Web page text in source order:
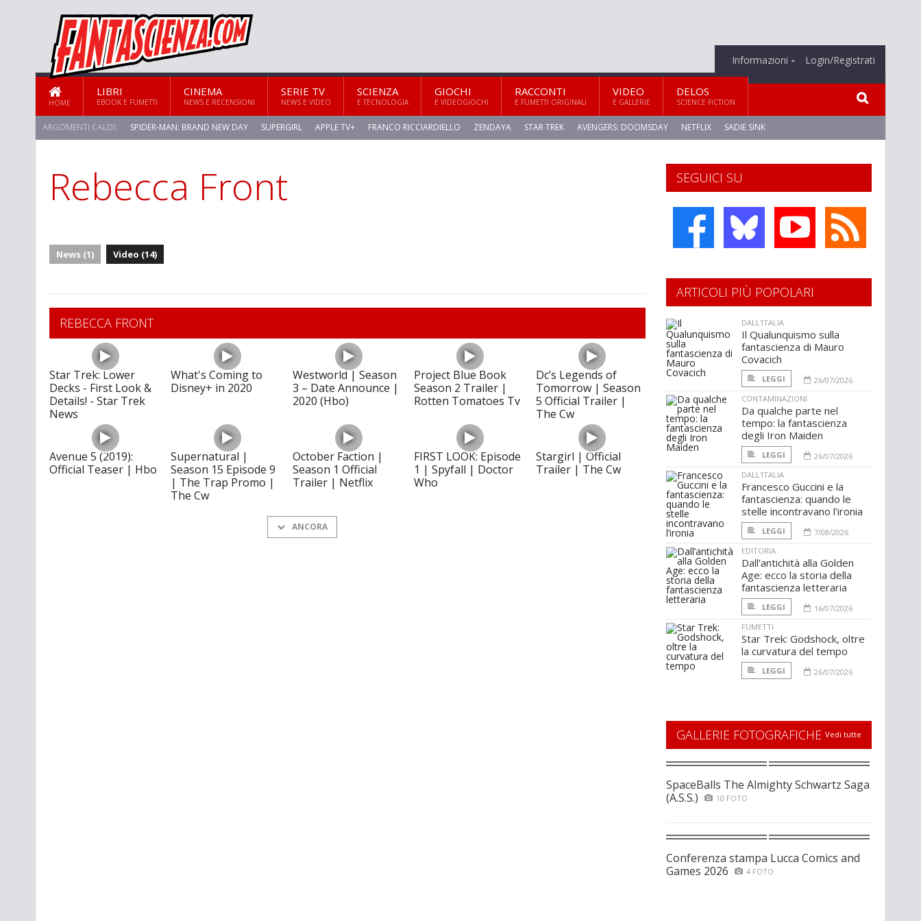
Informazioni Login/Registrati
HOME
LIBRI
EBOOK E FUMETTI
CINEMA
NEWS E RECENSIONI
SERIE TV
NEWS E VIDEO
SCIENZA
E TECNOLOGIA
GIOCHI
E VIDEOGIOCHI
RACCONTI
E FUMETTI ORIGINALI
VIDEO
E GALLERIE
DELOS
SCIENCE FICTION
ARGOMENTI CALDI: SPIDER-MAN: BRAND NEW DAY SUPERGIRL APPLE TV+ FRANCO RICCIARDIELLO ZENDAYA STAR TREK AVENGERS: DOOMSDAY NETFLIX SADIE SINK
STAR TREK: STRANGE NEW WORLDS
Rebecca Front
News (1) Video (14)
REBECCA FRONT
Star Trek: Lower
Decks - First Look &
Details! - Star Trek
News
What's Coming to
Disney+ in 2020
Westworld | Season
3 – Date Announce |
2020 (Hbo)
Project Blue Book
Season 2 Trailer |
Rotten Tomatoes Tv
Dc’s Legends of
Tomorrow | Season
5 Official Trailer |
The Cw
Avenue 5 (2019):
Official Teaser | Hbo
Supernatural |
Season 15 Episode 9
| The Trap Promo |
The Cw
October Faction |
Season 1 Official
Trailer | Netflix
FIRST LOOK: Episode
1 | Spyfall | Doctor
Who
Stargirl | Official
Trailer | The Cw
ANCORA
SEGUICI SU
ARTICOLI PIÙ POPOLARI
DALL'ITALIA
Il Qualunquismo sulla
fantascienza di Mauro
Covacich
LEGGI
26/07/2026
CONTAMINAZIONI
Da qualche parte nel
tempo: la fantascienza
degli Iron Maiden
LEGGI
26/07/2026
DALL'ITALIA
Francesco Guccini e la
fantascienza: quando le
stelle incontravano l’ironia
LEGGI
7/08/2026
EDITORIA
Dall’antichità alla Golden
Age: ecco la storia della
fantascienza letteraria
LEGGI
16/07/2026
FUMETTI
Star Trek: Godshock, oltre
la curvatura del tempo
LEGGI 26/07/2026
GALLERIE FOTOGRAFICHE Vedi tutte
SpaceBalls The Almighty Schwartz Saga
(A.S.S.)
10 FOTO
Conferenza stampa Lucca Comics and
Games 2026
4 FOTO